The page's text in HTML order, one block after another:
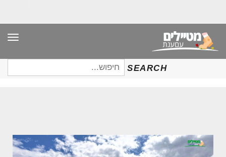
SEARCH
חיפוש
עבור: